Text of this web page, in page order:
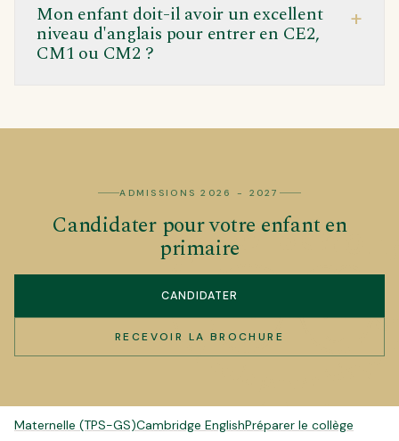
Mon enfant doit-il avoir un excellent
niveau d'anglais pour entrer en CE2,
CM1 ou CM2 ?
+
ADMISSIONS 2026 - 2027
Candidater pour votre enfant en
primaire
CANDIDATER
RECEVOIR LA BROCHURE
Maternelle (TPS-GS)Cambridge EnglishPréparer le collège